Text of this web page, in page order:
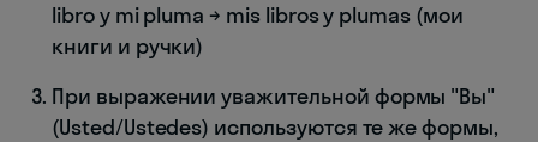
libro y mi pluma → mis libros y plumas (мои
книги и ручки)
При выражении уважительной формы "Вы"
(Usted/Ustedes) используются те же формы,